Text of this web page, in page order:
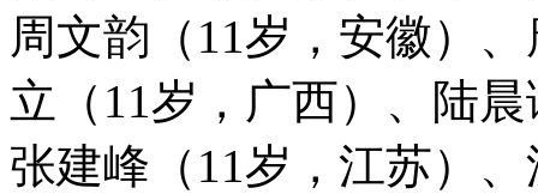
周文韵（11岁，安徽）
立（11岁，广西）、陆
张建峰（11岁，江苏）